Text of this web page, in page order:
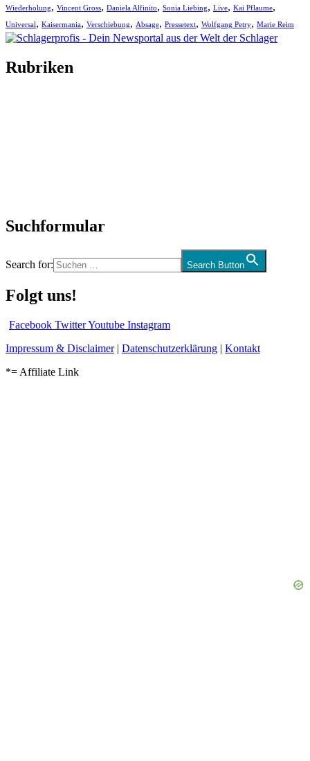
Wiederholung, Vincent Gross, Daniela Alfinito, Sonia Liebing, Live, Kai Pflaume,
Universal, Kaisermania, Verschiebung, Absage, Pressetext, Wolfgang Petry, Marie Reim
Rubriken
Suchformular
Search for: Search Button
Folgt uns!
Facebook TwitterYoutube Instagram
Impressum & Disclaimer| Datenschutzerklärung | Kontakt
*= Affiliate Link